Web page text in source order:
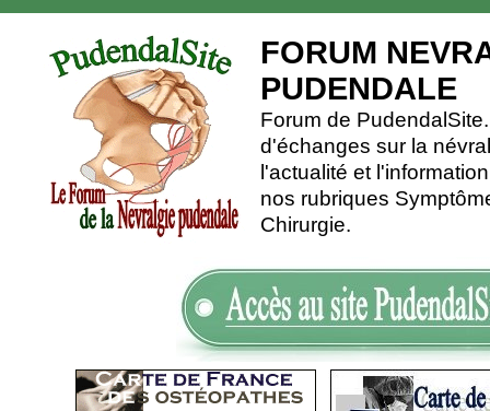
FORUM
PUDENDALE
Forum de
d'échanges sur la
l'actualité et
nos rubriques
Chirurgie.